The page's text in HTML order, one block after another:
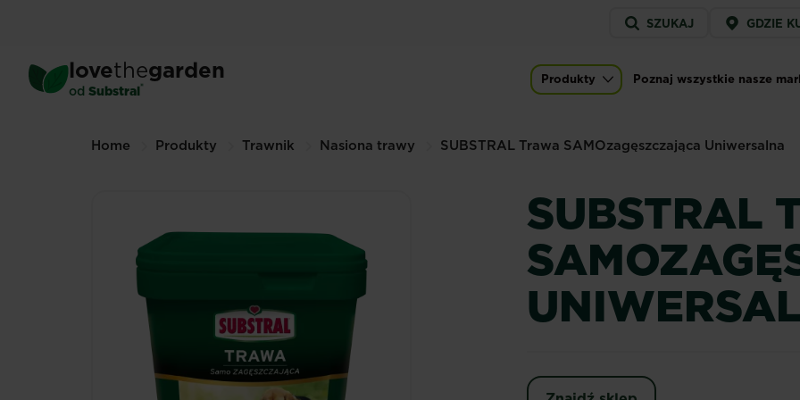
content
Service
menu
SZUKAJ GDZIE
lovethegarden
od Substral® Main navigation
Produkty Poznaj wszystkie nasze
Home Produkty Trawnik Nasiona trawy SUBSTRAL Trawa SAMOzagęszczająca Uniwersalna
SUBSTRAL